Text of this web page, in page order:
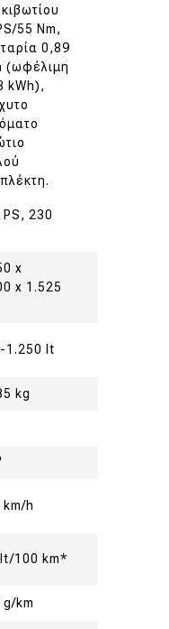
55 Nm,
0,89
(ωφέλιμη
kWh),
PS, 230
x
x 1.525
1.250 lt
kg
h
100 km*
g/km